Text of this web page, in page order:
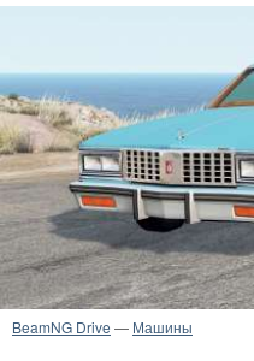
BeamNG Drive — Машины